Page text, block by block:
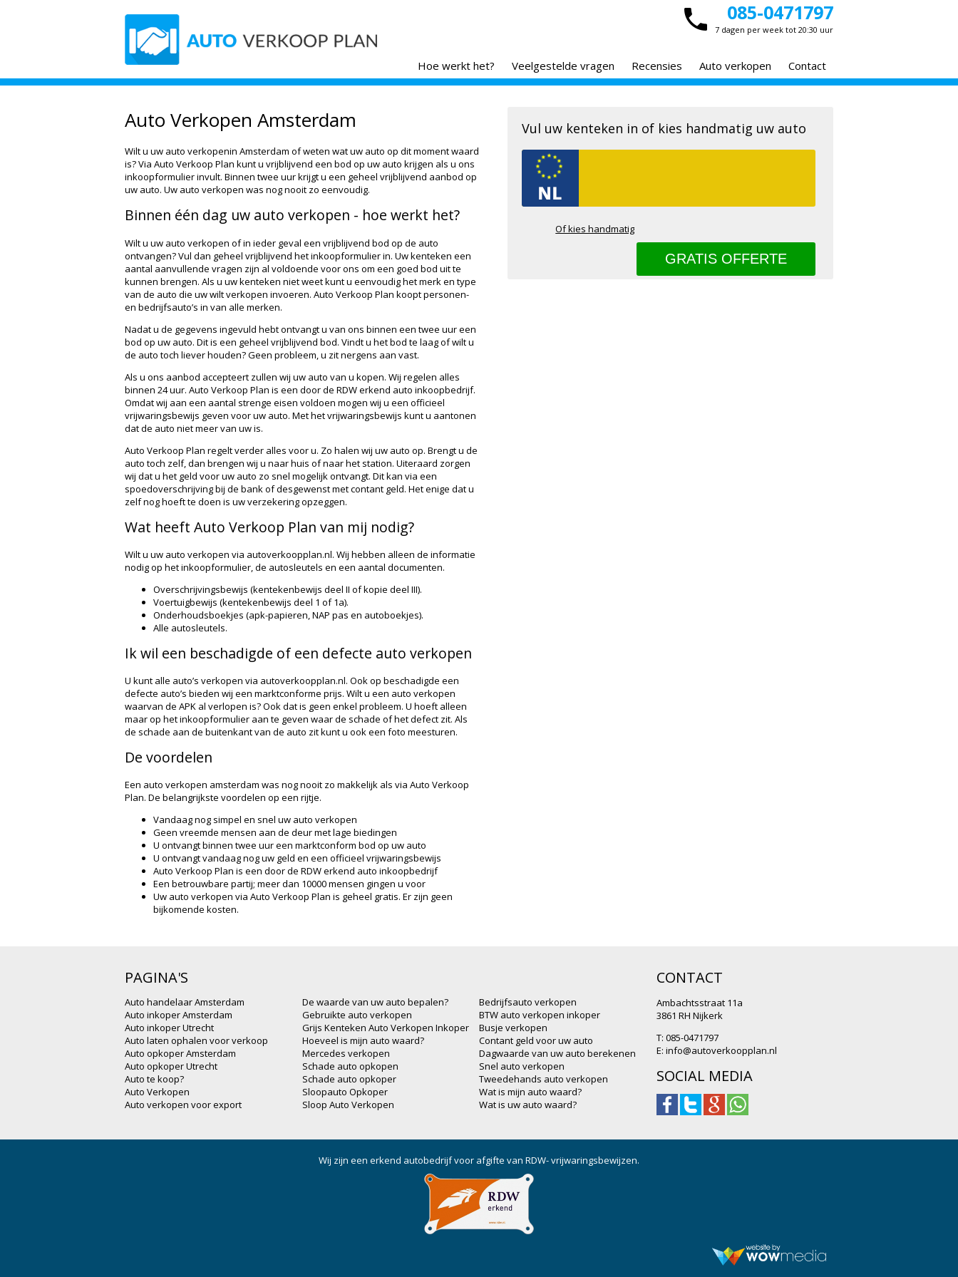
085-0471797
7 dagen per week tot 20:30 uur
Hoe werkt het? Veelgestelde vragen Recensies Auto verkopen Contact
Auto Verkopen Amsterdam
Wilt u uw auto verkopenin Amsterdam of weten wat uw auto op dit moment waard
is? Via Auto Verkoop Plan kunt u vrijblijvend een bod op uw auto krijgen als u ons
inkoopformulier invult. Binnen twee uur krijgt u een geheel vrijblijvend aanbod op
uw auto. Uw auto verkopen was nog nooit zo eenvoudig.
Binnen één dag uw auto verkopen - hoe werkt het?
Wilt u uw auto verkopen of in ieder geval een vrijblijvend bod op de auto
ontvangen? Vul dan geheel vrijblijvend het inkoopformulier in. Uw kenteken een
aantal aanvullende vragen zijn al voldoende voor ons om een goed bod uit te
kunnen brengen. Als u uw kenteken niet weet kunt u eenvoudig het merk en type
van de auto die uw wilt verkopen invoeren. Auto Verkoop Plan koopt personen-
en bedrijfsauto’s in van alle merken.
Nadat u de gegevens ingevuld hebt ontvangt u van ons binnen een twee uur een
bod op uw auto. Dit is een geheel vrijblijvend bod. Vindt u het bod te laag of wilt u
de auto toch lieverhouden? Geen probleem, u zit nergens aan vast.
Als u ons aanbod accepteert zullen wij uw auto van u kopen. Wij regelen alles
binnen 24 uur. Auto Verkoop Plan is een door de RDWerkend auto inkoopbedrijf.
Omdat wij aan een aantal strenge eisen voldoen mogen wij u een officieel
vrijwaringsbewijs geven voor uw auto. Met het vrijwaringsbewijs kunt u aantonen
dat de auto niet meer van uw is.
Auto Verkoop Plan regelt verder alles voor u. Zo halen wij uw auto op. Brengt u de
auto toch zelf, dan brengen wij u naar huis of naar het station. Uiteraard zorgen
wij dat u het geld voor uw auto zo snel mogelijk ontvangt. Dit kan via een
spoedoverschrijving bij de bank of desgewenst met contant geld. Het enige dat u
zelf nog hoeft te doen is uw verzekering opzeggen.
Wat heeft Auto Verkoop Plan van mij nodig?
Wilt u uw auto verkopen via autoverkoopplan.nl. Wij hebben alleen de informatie
nodig op het inkoopformulier, de autosleutels en een aantal documenten.
Overschrijvingsbewijs (kentekenbewijs deel II of kopie deel III).
Voertuigbewijs (kentekenbewijs deel 1 of 1a).
Onderhoudsboekjes (apk-papieren, NAP pas en autoboekjes).
Alle autosleutels.
Ik wil een beschadigde of een defecte auto verkopen
U kunt alle auto’s verkopen via autoverkoopplan.nl. Ook op beschadigde een
defecte auto’s bieden wij een marktconforme prijs. Wilt u een auto verkopen
waarvan de APK al verlopen is? Ook dat is geen enkel probleem. U hoeft alleen
maar op het inkoopformulier aan te geven waar de schade of het defect zit. Als
de schade aan de buitenkant van de auto zit kunt u ook een foto meesturen.
De voordelen
Een auto verkopen amsterdam was nog nooit zo makkelijk als via Auto Verkoop
Plan. De belangrijkste voordelen op een rijtje.
Vandaag nog simpel en snel uw auto verkopen
Geen vreemde mensen aan de deur met lage biedingen
U ontvangt binnen twee uur een marktconform bod op uw auto
U ontvangt vandaag nog uw geld en een officieel vrijwaringsbewijs
Auto Verkoop Plan is een door de RDW erkend auto inkoopbedrijf
Een betrouwbare partij; meer dan 10000 mensen gingen u voor
Uw auto verkopen via Auto Verkoop Plan is geheel gratis. Er zijn geen
bijkomende kosten.
Vul uw kenteken in of kies handmatig uw auto
Of kies handmatig
PAGINA'S
Auto handelaar Amsterdam
Auto inkoper Amsterdam
Auto inkoper Utrecht
Auto laten ophalen voor verkoop
Auto opkoper Amsterdam
Auto opkoper Utrecht
Auto te koop?
Auto Verkopen
Auto verkopen voor export
De waarde van uw auto bepalen?
Gebruikte auto verkopen
Grijs Kenteken Auto Verkopen Inkoper
Hoeveel is mijn auto waard?
Mercedes verkopen
Schade auto opkopen
Schade auto opkoper
Sloopauto Opkoper
Sloop Auto Verkopen
Bedrijfsauto verkopen
BTW auto verkopen inkoper
Busje verkopen
Contant geld voor uw auto
Dagwaarde van uw auto berekenen
Snel auto verkopen
Tweedehands auto verkopen
Wat is mijn auto waard?
Wat is uw auto waard?
CONTACT
Ambachtsstraat 11a
3861 RH Nijkerk
T: 085-0471797
E: info@autoverkoopplan.nl
SOCIAL MEDIA
Wij zijn een erkend autobedrijf voor afgifte van RDW- vrijwaringsbewijzen.